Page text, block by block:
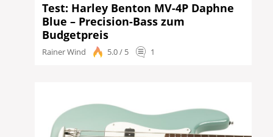
Test: Harley Benton MV-4P Daphne
Blue – Precision-Bass zum
Budgetpreis
Rainer Wind 5.0 / 5 1